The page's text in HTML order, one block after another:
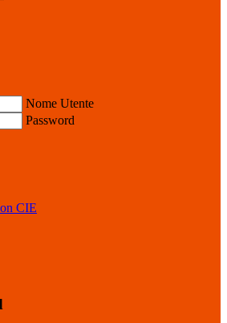
Nome Utente
Password
CIE